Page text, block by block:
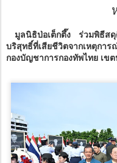
มูลนิธิป่อเต็กตึ๊ง ร่วมพิธีส
บริสุทธิ์ที่เสียชีวิตจากเหตุก
กองบัญชาการกองทัพไทย เข